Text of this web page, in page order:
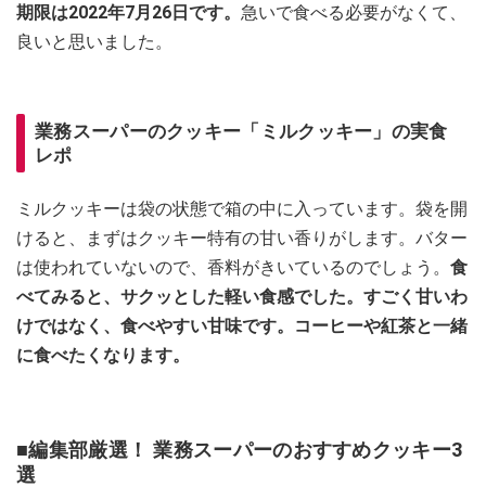
期限は2022年7月26日です。 急いで食べる必要がなくて、
良いと思いました。
業務スーパーのクッキー「ミルクッキー」の実食
レポ
ミルクッキーは袋の状態で箱の中に入っています。袋を開
けると、まずはクッキー特有の甘い香りがします。バター
は使われていないので、香料がきいているのでしょう。 食
べてみると、サクッとした軽い食感でした。すごく甘いわ
けではなく、食べやすい甘味です。コーヒーや紅茶と一緒
に食べたくなります。
■編集部厳選！ 業務スーパーのおすすめクッキー3
選